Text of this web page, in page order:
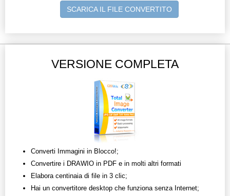
SCARICA IL FILE CONVERTITO
VERSIONE COMPLETA
Converti Immagini in Blocco!;
Convertire i DRAWIO in PDF e in molti altri formati
Elabora centinaia di file in 3 clic;
Hai un convertitore desktop che funziona senza Internet;